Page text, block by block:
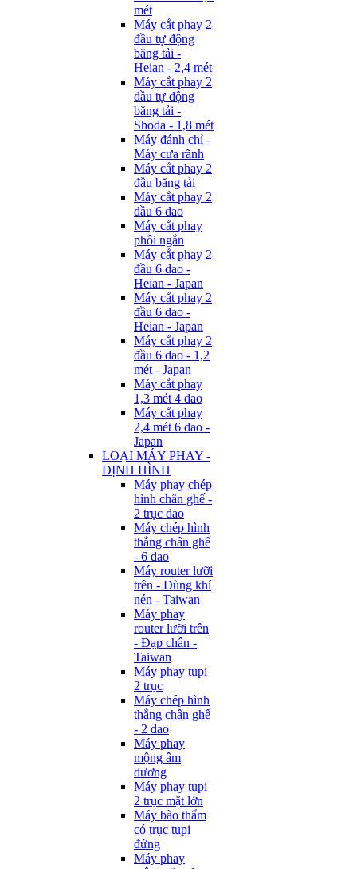
mét
Máy cắt phay 2
đầu tự động
băng tải -
Heian - 2,4 mét
Máy cắt phay 2
đầu tự động
băng tải -
Shoda - 1,8 mét
Máy đánh chỉ -
Máy cưa rãnh
Máy cắt phay 2
đầu băng tải
Máy cắt phay 2
đầu 6 dao
Máy cắt phay
phôi ngắn
Máy cắt phay 2
đầu 6 dao -
Heian - Japan
Máy cắt phay 2
đầu 6 dao -
Heian - Japan
Máy cắt phay 2
đầu 6 dao - 1,2
mét - Japan
Máy cắt phay
1,3 mét 4 dao
Máy cắt phay
2,4 mét 6 dao -
Japan
LOẠI MÁY PHAY -
ĐỊNH HÌNH
Máy phay chép
hình chân ghế -
2 trục dao
Máy chép hình
thẳng chân ghế
- 6 dao
Máy router lưỡi
trên - Dùng khí
nén - Taiwan
Máy phay
router lưỡi trên
- Đạp chân -
Taiwan
Máy phay tupi
2 trục
Máy chép hình
thẳng chân ghế
- 2 dao
Máy phay
mộng âm
dương
Máy phay tupi
2 trục mặt lớn
Máy bào thẩm
có trục tupi
đứng
Máy phay